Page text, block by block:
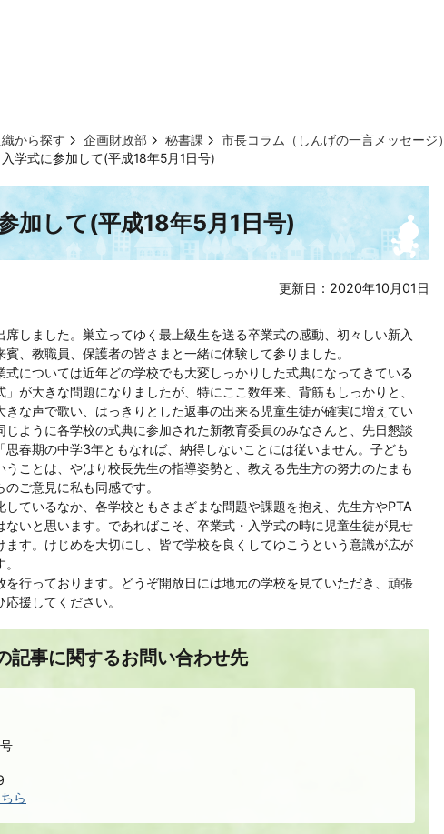
から探す 企画財政部 秘書課 市長コラム（しんげの一言メッセージ）
学式に参加して(平成18年5月1日号)
加して(平成18年5月1日号)
更新日：2020年10月01日
しました。巣立ってゆく最上級生を送る卒業式の感動、初々しい新入
、教職員、保護者の皆さまと一緒に体験して参りました。
式については近年どの学校でも大変しっかりした式典になってきている
が大きな問題になりましたが、特にここ数年来、背筋もしっかりと、
きな声で歌い、はっきりとした返事の出来る児童生徒が確実に増えてい
ように各学校の式典に参加された新教育委員のみなさんと、先日懇談
春期の中学3年ともなれば、納得しないことには従いません。子ども
ことは、やはり校長先生の指導姿勢と、教える先生方の努力のたまも
ご意見に私も同感です。
ているなか、各学校ともさまざまな問題や課題を抱え、先生方やPTA
いと思います。であればこそ、卒業式・入学式の時に児童生徒が見せ
す。けじめを大切にし、皆で学校を良くしてゆこうという意識が広が
行っております。どうぞ開放日には地元の学校を見ていただき、頑張
援してください。
記事に関するお問い合わせ先
ら